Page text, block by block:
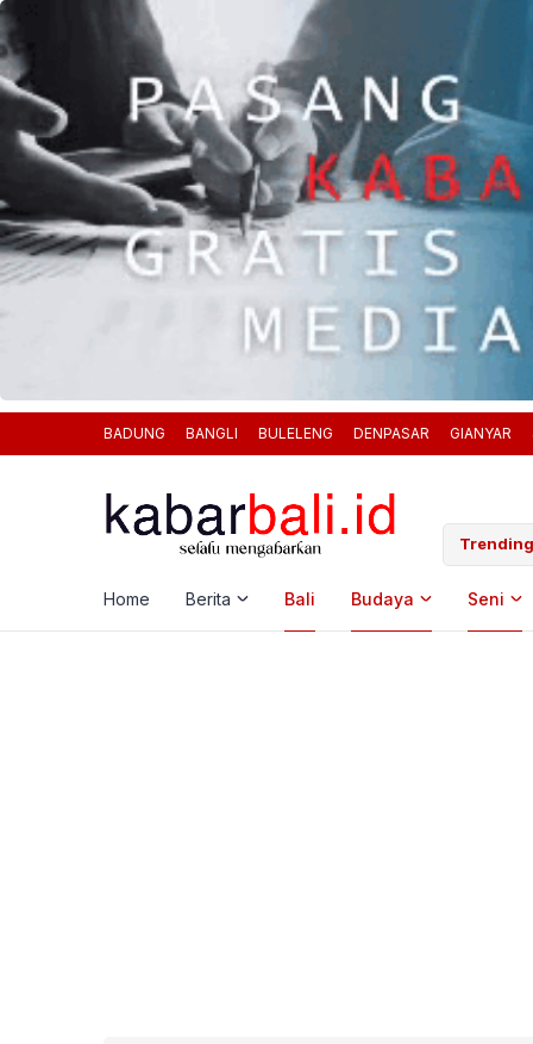
BADUNG BANGLI BULELENG DENPASAR GIANYAR
Pemkab Klungkung Percepat Jadwal Docking Rp3,6 Miliar
Home Berita Bali Budaya Seni